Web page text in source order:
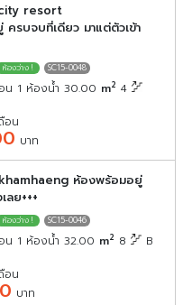
city resort
รบจบที่เดียว มาแต่ตัวเข้า
SC15-0048
น 1 ห้องน้ำ 30.00 m2 4
อน
บาท
ห้องพร้อมอยู่
ลย+++
SC15-0046
น 1 ห้องน้ำ 32.00 m2 8 B
อน
บาท